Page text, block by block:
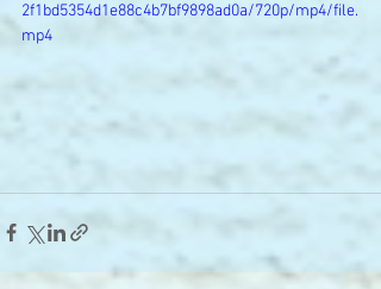
2f1bd5354d1e88c4b7bf9898ad0a/720p/mp4/file.
mp4